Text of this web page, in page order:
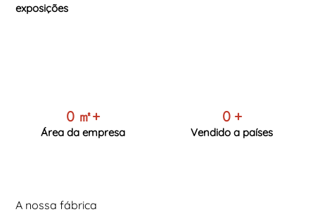
exposições
0 ㎡+
Área da empresa
0+
Vendido a países
A nossa fábrica